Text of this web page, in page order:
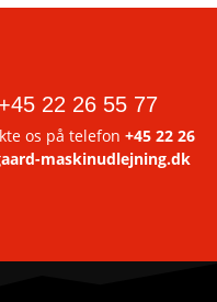
+45 22 26 55 77
os på telefon +45 22 26
maskinudlejning.dk